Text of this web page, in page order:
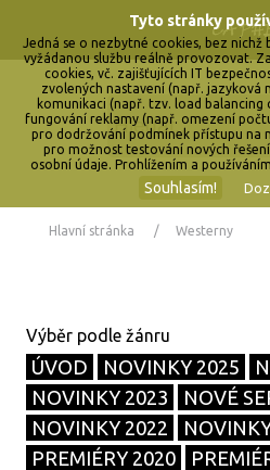
Hlavní stránka Westerny
ÚVOD NOVINKY 2025
NOVINKY 2023
NOVÉ
NOVINKY 2022
PREMIÉRY 2020
Tyto stránky
Jedná se o nezbytné cookies, bez nichž
vyžádanou službu reálně provozovat.
cookies, vč. zajišťujících IT
zvolených nastavení (např. jazyková
komunikaci (např. tzv. load balancing
fungování reklamy (např. omezení
pro dodržování podmínek přístupu na
pro možnost testování nových
osobní údaje. Prohlížením a
Souhlasím!